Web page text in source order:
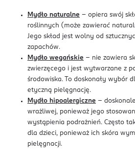
Mydło naturalne – opiera swój
roślinnych (może zawierać
Jego skład jest wolny od
zapachów.
Mydło wegańskie – nie zawiera
zwierzęcego i jest wytwarzane z
środowiska. To doskonały wybór
etyczną pielęgnację.
Mydło hipoalergiczne –
wrażliwej, ponieważ jego
wystąpienia podrażnień. Często
dla dzieci, ponieważ ich skóra
pielęgnacji.